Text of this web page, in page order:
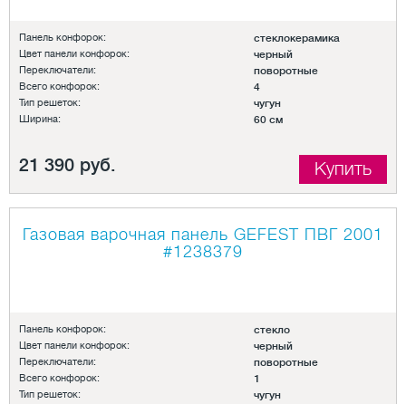
Панель конфорок: стеклокерамика
Цвет панели конфорок: черный
Переключатели: поворотные
Всего конфорок: 4
Тип решеток: чугун
Ширина: 60 см
21 390 руб. Купить
Газовая варочная панель GEFEST ПВГ 2001
#1238379
Панель конфорок: стекло
Цвет панели конфорок: черный
Переключатели: поворотные
Всего конфорок: 1
Тип решеток: чугун